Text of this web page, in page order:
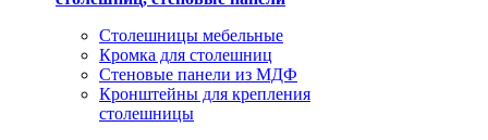
Столешницы мебельные
Кромка для столешниц
Стеновые панели из МДФ
Кронштейны для крепления
столешницы